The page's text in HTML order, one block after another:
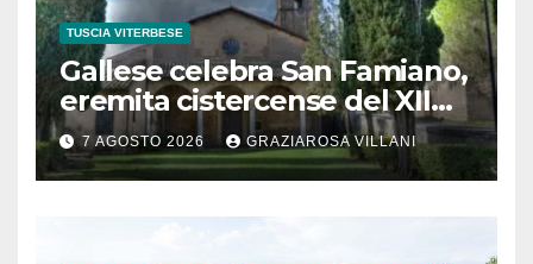
TUSCIA VITERBESE
Gallese celebra San Famiano,
eremita cistercense del XII
secolo
7 AGOSTO 2026 GRAZIAROSA VILLANI